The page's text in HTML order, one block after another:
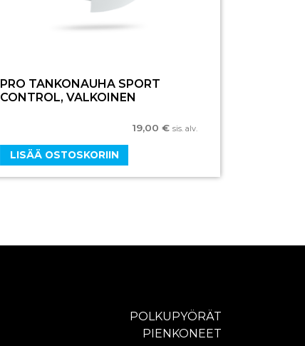
PRO TANKONAUHA SPORT
CONTROL, VALKOINEN
19,00€ sis. alv.
LISÄÄ OSTOSKORIIN
POLKUPYÖRÄT
PIENKONEET